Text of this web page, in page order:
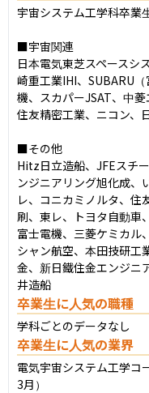
宇宙システム工学科卒業
■宇宙関連
日本電気東芝スペースシ
崎重工業IHI、SUBARU
機、スカパーJSAT、中菱
住友精密工業、ニコン、
■その他
Hitz日立造船、JFEスチ
ンジニアリング旭化成、
レ、コニカミノルタ、住
刷、東レ、トヨタ自動車
富士電機、三菱ケミカル
シャン航空、本田技研工
金、新日鐵住金エンジニ
井造船
卒業生に人気の職種
学科ごとのデータなし
卒業生に人気の業界
電気宇宙システム工学コ
3月）